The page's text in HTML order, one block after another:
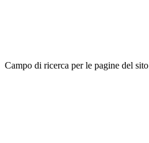
Campo di ricerca per le pagine del sito